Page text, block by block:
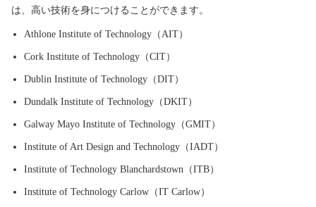
は、高い技術を身につけることができます。
Athlone Institute of Technology（AIT）
Cork Institute of Technology（CIT）
Dublin Institute of Technology（DIT）
Dundalk Institute of Technology（DKIT）
Galway Mayo Institute of Technology（GMIT）
Institute of Art Design and Technology（IADT）
Institute of Technology Blanchardstown（ITB）
Institute of Technology Carlow（IT Carlow）